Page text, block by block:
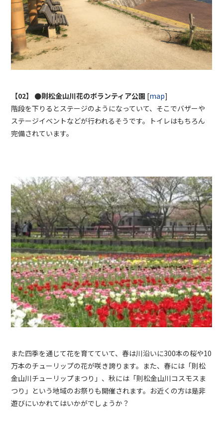
【02】 ●則松金山川花のボランティア公園 [map]
階段を下りるとステージのようになっていて、そこでバザーや
ステージイベントなどが行われるそうです。トイレはもちろん
完備されています。
また四季を通じて花を育てていて、春は川沿いに300本の桜や10
万本のチューリップの花が咲き誇ります。また、春には「則松
金山川チューリップまつり」、秋には「則松金山川コスモスま
つり」という地域のお祭りも開催されます。お近くの方は是非
遊びにいかれてはいかがでしょうか？